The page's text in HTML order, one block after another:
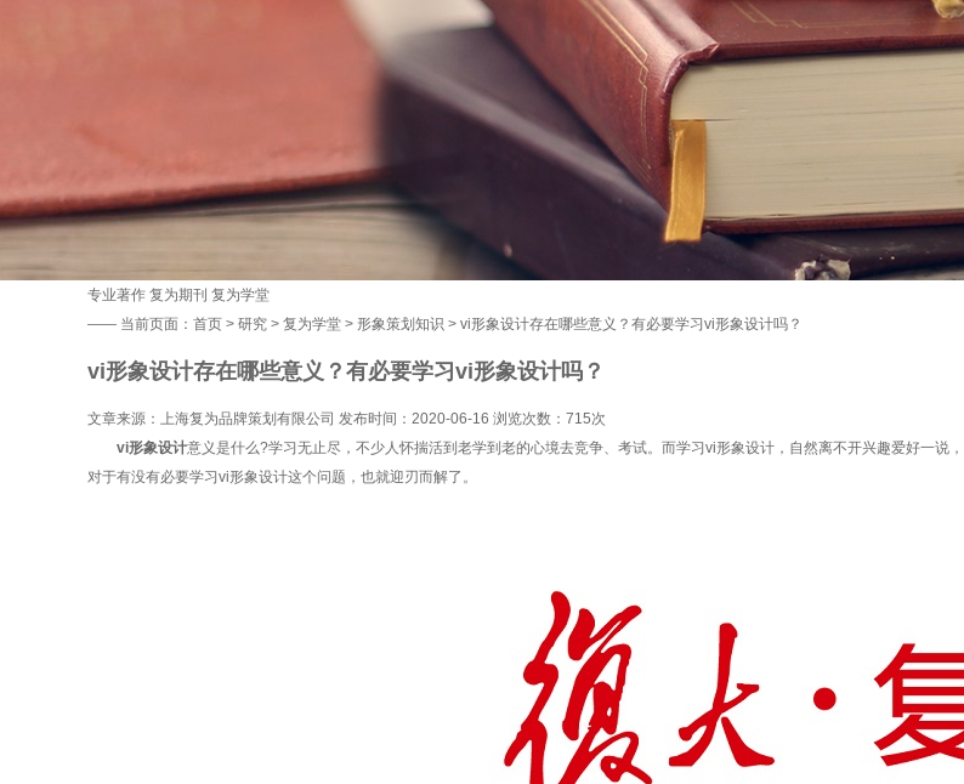
专业著作 复为期刊 复为学堂
—— 当前页面： 首页 > 研究 > 复为学堂 > 形象策划知识 > vi形象设计存在哪些意义？有必要学习vi形象设计吗？
vi形象设计存在哪些意义？有必要学习vi形象设计吗？
文章来源：上海复为品牌策划有限公司 发布时间：2020-06-16 浏览次数： 715次
vi形象设计意义是什么?学习无止尽，不少人怀揣活到老学到老的心境去竞争、考试。而学习vi形象设计，自然离不开兴趣爱好一
对于有没有必要学习vi形象设计这个问题，也就迎刃而解了。